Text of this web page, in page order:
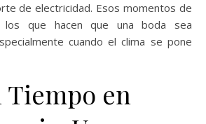
de electricidad. Esos momentos de
los que hacen que una boda sea
cuando el clima se pone
Tiempo en